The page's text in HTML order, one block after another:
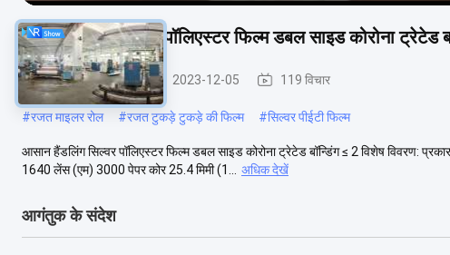
आसान हैंडलिंग सिल्वर पॉलिएस्टर फिल्म डबल साइड कोरोना ट्रेटेड
धातुयुक्त पालतू फिल्म 2023-12-05 119 विचार
#रजत माइलर रोल #रजत टुकड़े टुकड़े की फिल्म #सिल्वर पीईटी फिल्म
आसान हैंडलिंग सिल्वर पॉलिएस्टर फिल्म डबल साइड कोरोना ट्रेटेड बॉन्डिंग ≤ 2 विशेष विवरण:
1640 लेंस (एम) 3000 पेपर कोर 25.4 मिमी (1...
अधिक देखें
आगंतुक के संदेश